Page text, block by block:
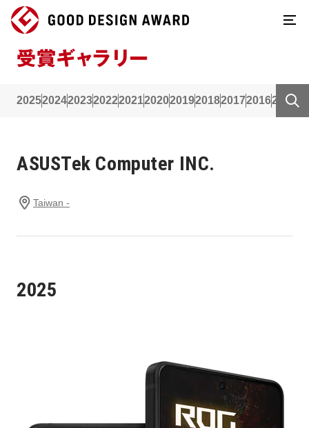
受賞ギャラリー
20252024202320222021202020192018201720162015
ASUSTek Computer INC.
Taiwan -
2025